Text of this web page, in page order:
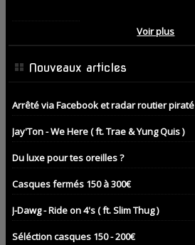
Voir plus
Nouveaux articles
Arrêté via Facebook et radar routier piraté
Jay'Ton - We Here ( ft. Trae & Yung Quis )
Du luxe pour tes oreilles ?
Casques fermés 150 à 300€
J-Dawg - Ride on 4's ( ft. Slim Thug )
Séléction casques 150 - 200€